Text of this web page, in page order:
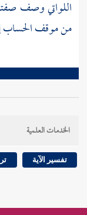
اللواتي وصف
من موقف الحساب
الخدمات العلمية
تفسير الآية